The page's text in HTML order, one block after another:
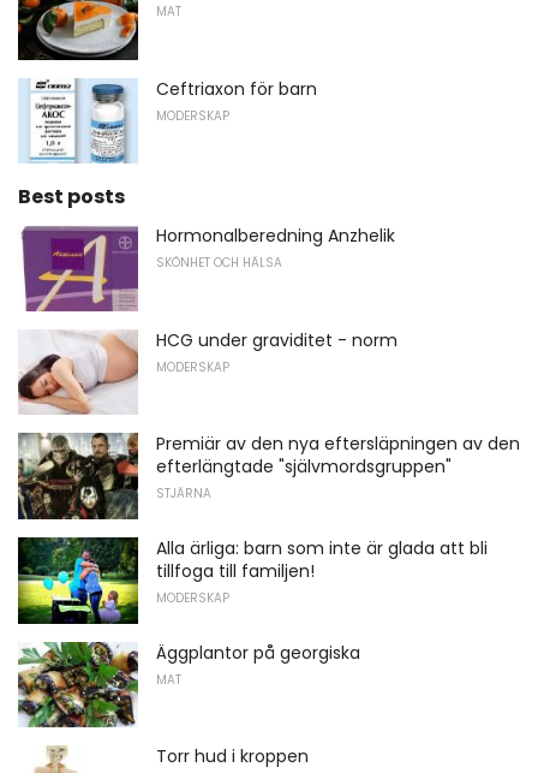
MAT
Ceftriaxon för barn
MODERSKAP
Best posts
Hormonalberedning Anzhelik
SKÖNHET OCH HÄLSA
HCG under graviditet - norm
MODERSKAP
Premiär av den nya eftersläpningen av den
efterlängtade "självmordsgruppen"
STJÄRNA
Alla ärliga: barn som inte är glada att bli
tillfoga till familjen!
MODERSKAP
Äggplantor på georgiska
MAT
Torr hud i kroppen